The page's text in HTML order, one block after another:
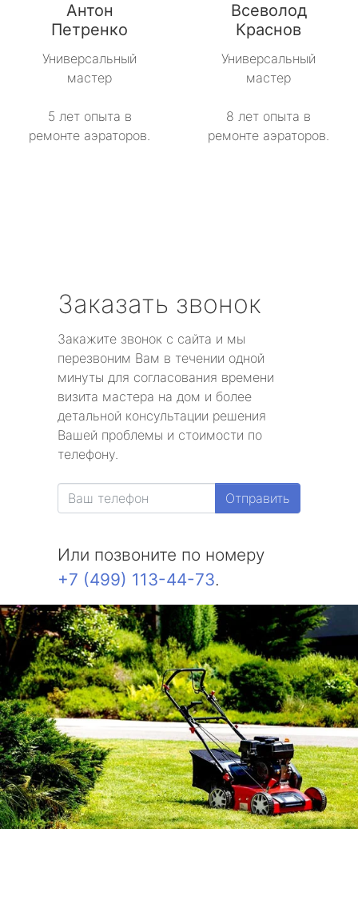
Антон
Петренко
Универсальный
мастер
5 лет опыта в
ремонте аэраторов.
Всеволод
Краснов
Универсальный
мастер
8 лет опыта в
ремонте аэраторов.
Заказать звонок
Закажите звонок с сайта и мы
перезвоним Вам в течении одной
минуты для согласования времени
визита мастера на дом и более
детальной консультации решения
Вашей проблемы и стоимости по
телефону.
Отправить
Или позвоните по номеру
+7 (499) 113-44-73.